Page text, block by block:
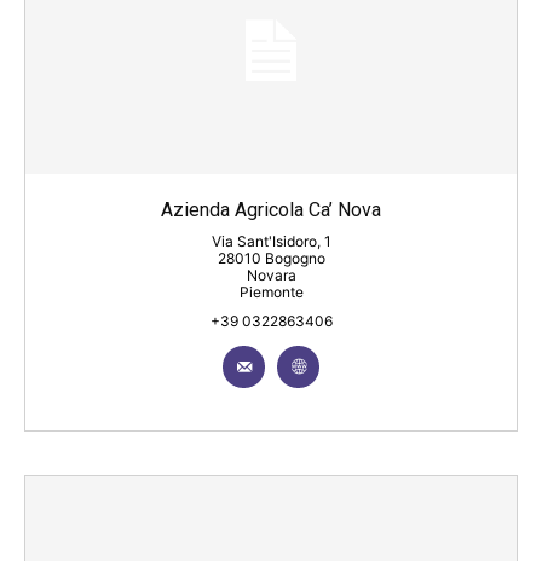
Azienda Agricola Ca’ Nova
Via Sant'Isidoro, 1
28010 Bogogno
Novara
Piemonte
+39 0322863406